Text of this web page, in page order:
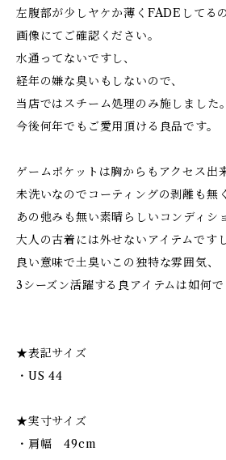
左腹部が少しヤケか薄くFADEしてるの
画像にてご確認ください。
水通ってないですし、
経年の嫌な臭いもしないので、
当店ではスチーム処理のみ施しました。
今後何年でもご愛用頂ける良品です。
ゲームポケットは胸からもアクセス出
未洗いなのでコーティングの剥離も無く
あの弛みも無い素晴らしいコンディシ
大人の古着には外せないアイテムですし
良い意味で土臭いこの独特な雰囲気、
3シーズン活躍する良アイテムは如何で
★表記サイズ
・US 44
★実寸サイズ
・肩幅 49cm